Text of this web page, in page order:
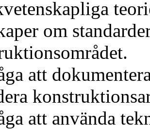
om
att
att använda